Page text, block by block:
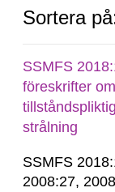
Sortera
SSMFS
föreskrifter
strålning
SSMFS
2008:27,